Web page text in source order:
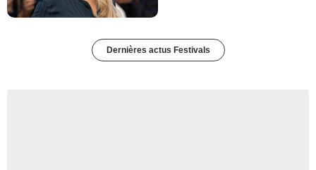
Dernières actus Festivals